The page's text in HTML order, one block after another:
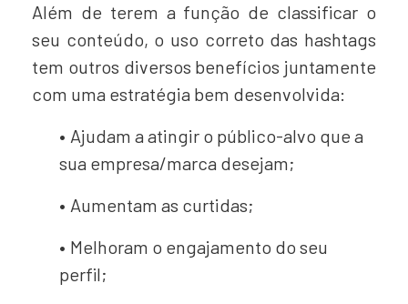
Além de terem a função de classificar o
seu conteúdo, o uso correto das hashtags
tem outros diversos benefícios juntamente
com uma estratégia bem desenvolvida:
Ajudam a atingir o público-alvo que a
sua empresa/marca desejam;
Aumentam as curtidas;
Melhoram o engajamento do seu
perfil;